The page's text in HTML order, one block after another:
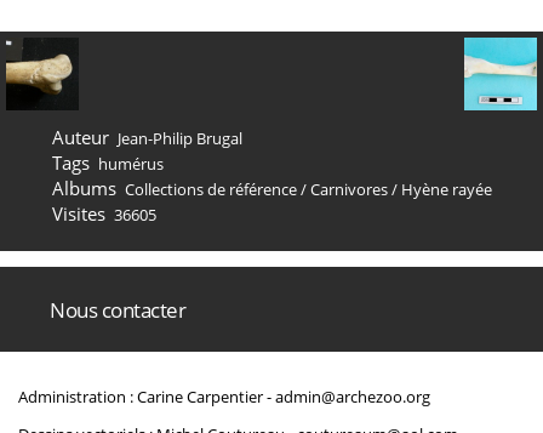
Auteur Jean-Philip Brugal
Tags humérus
Albums Collections de référence/Carnivores/ Hyène rayée
Visites 36605
Nous contacter
Administration : Carine Carpentier -admin@archezoo.org